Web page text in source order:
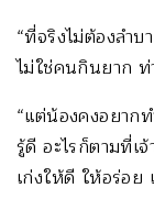
“ที่จริงไม่ต้องลำบ
ไม่ใช่คนกินยาก
“แต่น้องคงอยากท
รู้ดี อะไรก็ตามที่เ
เก่งให้ดี ให้อร่อย